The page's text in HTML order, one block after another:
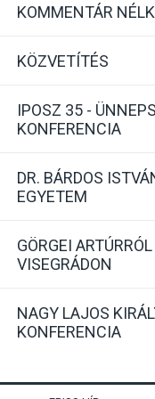
KOMMENTÁR
KÖZVETÍTÉS
IPOSZ 35 -
KONFERENCIA
DR. BÁRDOS
EGYETEM
GÖRGEI
VISEGRÁDON
NAGY LAJOS
KONFERENCIA